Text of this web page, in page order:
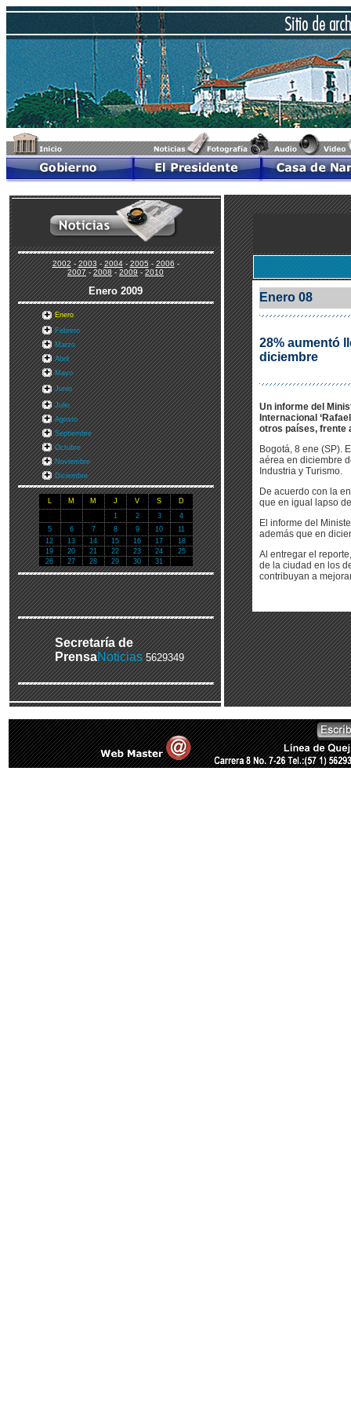
2002-2003-2004-2005-2006-
2007-2008-2009-2010
Enero2009
Enero
Febrero
Marzo
Abril
Mayo
Junio
Julio
Agosto
Septiembre
Octubre
Noviembre
Diciembre
L M M J V S
D
1
2 3
4
5
6 7 8 9 10
11
12
13 14 15 16 17
18
19
20 21 22 23 24
25
26
27 28 29 30 31
Secretaría de
PrensaNoticias 5629349
Enero 08
28% aumentó
diciembre
Un informe del
Internacional
otros países, frente
Bogotá, 8 ene (SP).
aérea en diciembre
Industria y Turismo.
De acuerdo con la
que en igual lapso
El informe del
además que en
Al entregar el
de la ciudad en los
contribuyan a